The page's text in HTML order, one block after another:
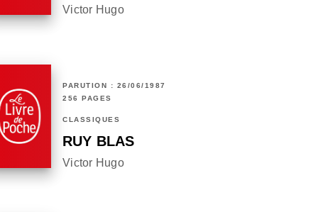
Victor Hugo
PARUTION : 26/06/1987
256 PAGES
CLASSIQUES
RUY BLAS
Victor Hugo